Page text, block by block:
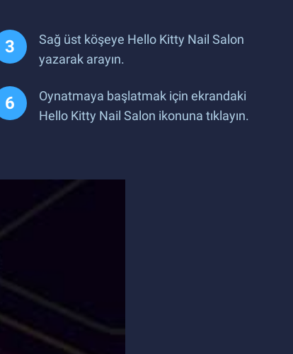
Sağ üst köşeye Hello Kitty Nail Salon
yazarak arayın.
Oynatmaya başlatmak için ekrandaki
Hello Kitty Nail Salon ikonuna tıklayın.